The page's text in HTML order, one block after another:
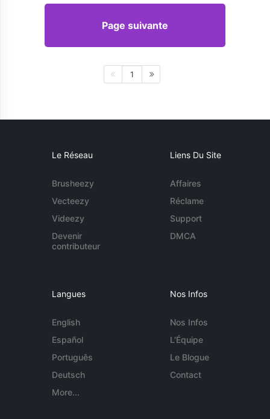
Page suivante
1
Le Réseau
Brusheezy
Vecteezy
Videezy
Devenir
contributeur
Liens Du Site
Affaires
Réclame
Support
DMCA
Langues
English
Español
Português
Deutsch
More...
Nos Infos
Nos Infos
L'Équipe
Le Blogue
Contact